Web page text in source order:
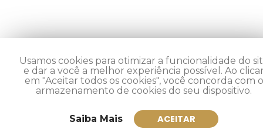
Inscreva-se
Usamos cookies para otimizar a funcionalidade do
e dar a você a melhor experiência possível. Ao
em "Aceitar todos os cookies", você concorda com o
armazenamento de cookies do seu dispositivo.
Saiba Mais ACEITAR